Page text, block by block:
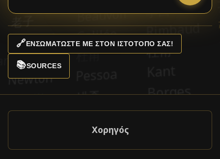
🔗ΕΝΣΩΜΑΤΏΣΤΕ ΜΕ ΣΤΟΝ ΙΣΤΌΤΟΠΌ ΣΑΣ!
📚SOURCES
Χορηγός